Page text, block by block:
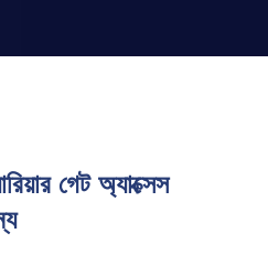
গেট অ্যাক্সেস